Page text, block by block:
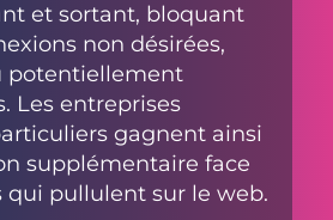
et sortant, bloquant
non désirées,
potentiellement
Les entreprises
gagnent ainsi
supplémentaire face
qui pullulent sur le web.